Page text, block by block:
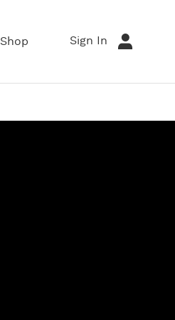
Shop Sign In